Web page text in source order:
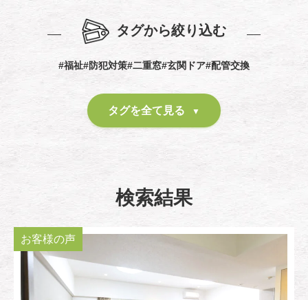
タグから絞り込む
#福祉#防犯対策#二重窓#玄関ドア#配管交換
タグを全て見る
検索結果
お客様の声